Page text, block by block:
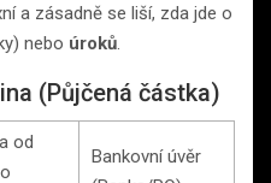
a zásadně se liší, zda jde o
nebo úroků.
(Půjčená částka)
od
Bankovní úvěr